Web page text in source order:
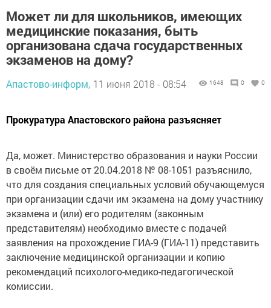
Может ли для школьников, имеющих
медицинские показания, быть
организована сдача государственных
экзаменов на дому?
Апастово-информ, 11 июня 2018 - 08:54 1648 0 0
Прокуратура Апастовского района разъясняет
Да, может. Министерство образования и науки России
в своём письме от 20.04.2018 № 08-1051 разъяснило,
что для создания специальных условий обучающемуся
при организации сдачи им экзамена на дому участнику
экзамена и (или) его родителям (законным
представителям) необходимо вместе с подачей
заявления на прохождение ГИА-9 (ГИА-11) представить
заключение медицинской организации и копию
рекомендаций психолого-медико-педагогической
комиссии.